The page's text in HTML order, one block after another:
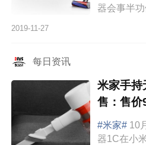
器会事半
大扫除也
2019-11-27
每日资讯
米家手持
售：售价
#米家# 10
器1C在小